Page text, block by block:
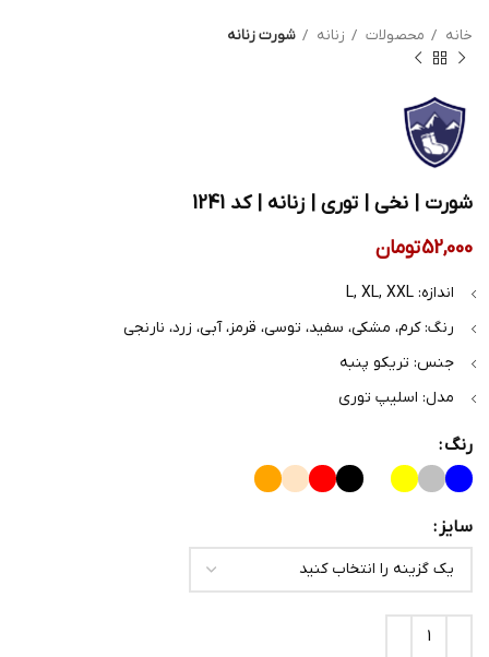
خانه محصولات زنانه شورت زنانه
شورت | نخی | توری | زنانه | کد 1241
52,000تومان
اندازه: L, XL, XXL
رنگ: کرم، مشکی، سفید، توسی، قرمز، آبی، زرد، نارنجی
جنس: تریکو پنبه
مدل: اسلیپ توری
رنگ
سایز